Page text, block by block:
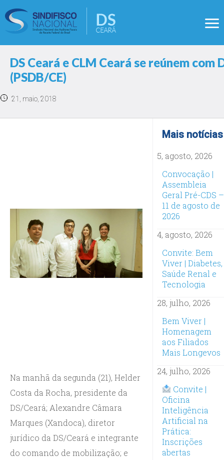
DS Ceará e CLM Ceará se reúnem
(PSDB/CE)
21, maio, 2018
Na manhã da segunda (21), Helder
Costa da Rocha, presidente da
DS/Ceará; Alexandre Câmara
Marques (Xandoca), diretor
jurídico da DS/Ceará e integrante
do comando de mobilização; e
Mais notícias
5, agosto, 2026
Convocação |
Assembleia
Geral Pré-CDS –
11 de agosto de
2026
4, agosto, 2026
Convite: Bem
Viver | Diabetes,
Saúde Renal e
Tecnologia
28, julho, 2026
Bem Viver |
Homenagem
aos Filiados
Mais Longevos
24, julho, 2026
Convite |
Oficina
Inteligência
Artificial na
Prática:
Inscrições
abertas